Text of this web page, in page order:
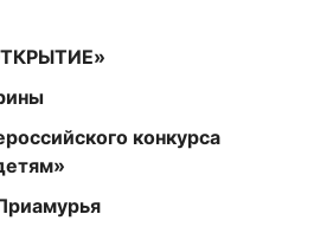
конкурса